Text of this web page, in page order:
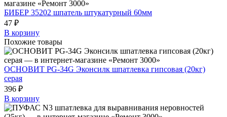
БИБЕР 35202 шпатель штукатурный 60мм
47 ₽
В корзину
Похожие товары
ОСНОВИТ PG-34G Эконсилк шпатлевка гипсовая (20кг)
серая
396 ₽
В корзину